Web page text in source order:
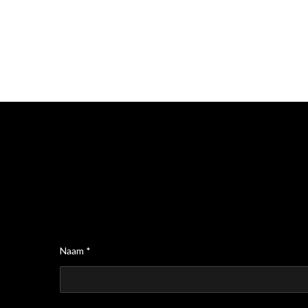
Naam *